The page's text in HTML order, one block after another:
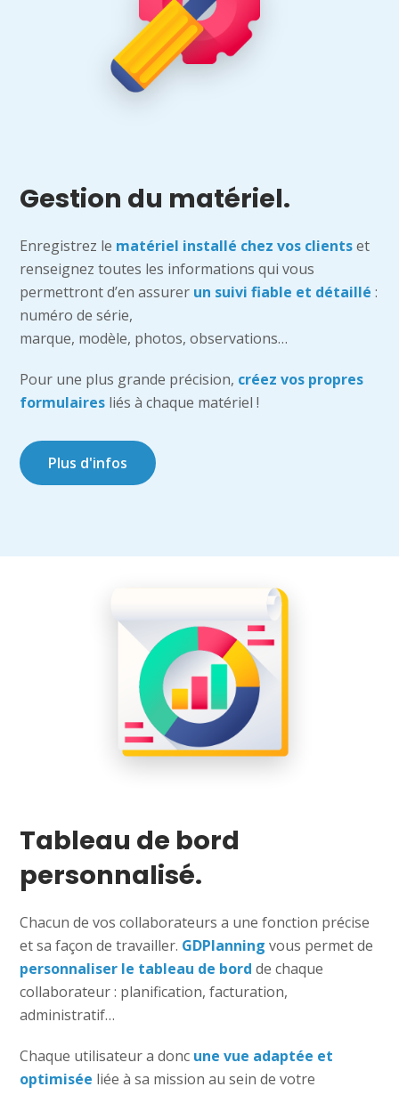
Gestion du matériel.
Enregistrez le matériel installé chez vos clientset
renseignez toutes les informations qui vous
permettront d’en assurer un suivi fiable et détaillé :
numéro de série,
marque, modèle, photos, observations…
Pour une plus grande précision, créez vos propres
formulaires liés à chaque matériel !
Plus d'infos
Tableau de bord
personnalisé.
Chacun de vos collaborateurs a une fonction précise
et sa façon de travailler. GDPlanning vous permet de
personnaliser le tableau de bord de chaque
collaborateur : planification, facturation,
administratif…
Chaque utilisateur a donc une vue adaptée et
optimisée liée à sa mission au sein de votre